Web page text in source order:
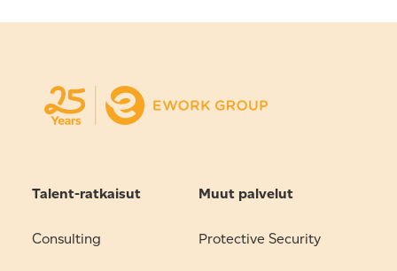
Talent-ratkaisut
Consulting
Muut palvelut
Protective Security